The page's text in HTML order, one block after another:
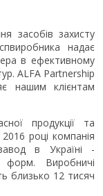
засобів захисту
надає
в ефективному
ALFA Partnership
нашим клієнтам
продукції та
році компанія
в Україні -
форм. Виробничі
близько 12 тисяч